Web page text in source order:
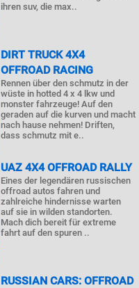
ihren suv, die max..
DIRT TRUCK 4X4
OFFROAD RACING
Rennen über den schmutz in der
wüste in hotted 4 x 4 lkw und
monster fahrzeuge! Auf den
geraden auf die kurven und macht
nach hause nehmen! Driften,
dass schmutz mit e..
UAZ 4X4 OFFROAD RALLY
Eines der legendären russischen
offroad autos fahren und
zahlreiche hindernisse warten
auf sie in wilden standorten.
Mach dich bereit für extreme
fahrt auf den spuren ..
RUSSIAN CARS: OFFROAD